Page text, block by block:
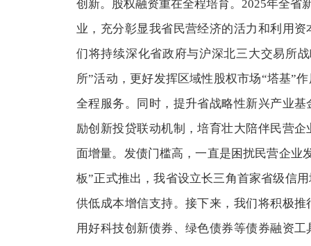
创新。股权融资重在全程培育。2025年全省
业，充分彰显我省民营经济的活力和利用
们将持续深化省政府与沪深北三大交易所
所”活动，更好发挥区域性股权市场“塔基”
全程服务。同时，提升省战略性新兴产业
励创新投贷联动机制，培育壮大陪伴民营
面增量。发债门槛高，一直是困扰民营企业
板”正式推出，我省设立长三角首家省级信
供低成本增信支持。接下来，我们将积极
用好科技创新债券、绿色债券等债券融资